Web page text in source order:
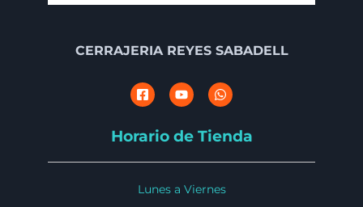
CERRAJERIA REYES SABADELL
Horario de Tienda
Lunes a Viernes